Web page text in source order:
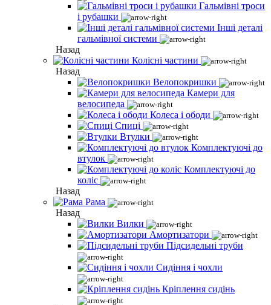
Гальмівні троси
і рубашки
Інші деталі
гальмівної системи
Назад
Колісні частини
Назад
Велопокришки
Камери для
велосипеда
Колеса і ободи
Спиці
Втулки
Комплектуючі до
втулок
Комплектуючі до
коліс
Назад
Рама
Назад
Вилки
Амортизатори
Підсидельні труби
Сидіння і чохли
Кріплення сидінь